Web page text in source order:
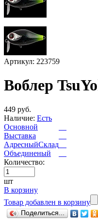
Артикул: 223759
Воблер
449 руб.
Наличие: Есть
Основной
Выставка
АдресныйСклад
Объединеный
Количество:
шт
В корзину
Товар добавлен в корзину
Поделиться...